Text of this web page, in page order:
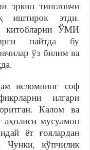
эркин тингловчи
иштирок этди.
китобларни ЎМИ
пайтда бу
ўз билим ва
исломнинг соф
илгари
Калом ва
аҳолиси мусулмон
ёт ғоялардан
Чунки, кўпчилик